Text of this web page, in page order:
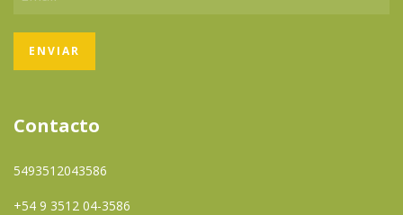
Contacto
5493512043586
+54 9 3512 04-3586